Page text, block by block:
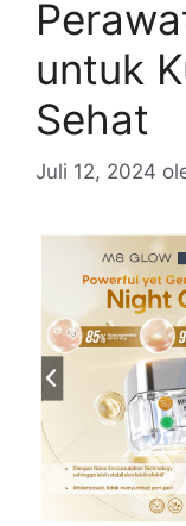
untuk
Sehat
Juli 12, 2024